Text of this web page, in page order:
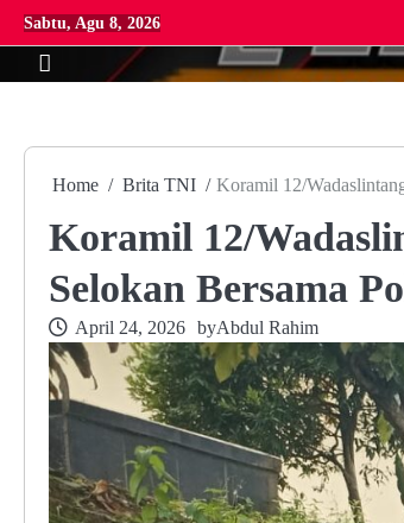
Skip
to
content
Sabtu, Agu 8, 2026
Home Brita TNI Koramil 12/
Koramil 12/
Selokan Bersama
April 24, 2026 byAbdul Rahim